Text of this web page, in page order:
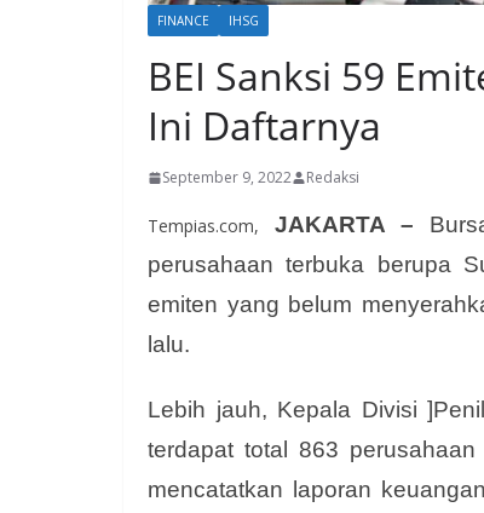
FINANCE IHSG
BEI Sanksi 59
Ini Daftarnya
September 9, 2022 Redaksi
Tempias.com, JAKARTA –
perusahaan terbuka berupa
emiten yang belum
lalu.
Lebih jauh, Kepala Divisi
terdapat total 863
mencatatkan laporan